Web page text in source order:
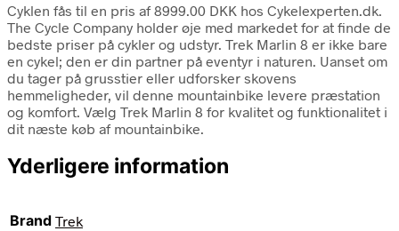
Cyklen fås til en pris af 8999.00 DKK hos Cykelexperten.dk.
The Cycle Company holder øje med markedet for at finde de
bedste priser på cykler og udstyr. Trek Marlin 8 er ikke bare
en cykel; den er din partner på eventyr i naturen. Uanset om
du tager på grusstier eller udforsker skovens
hemmeligheder, vil denne mountainbike levere præstation
og komfort. Vælg Trek Marlin 8 for kvalitet og funktionalitet i
dit næste køb af mountainbike.
Yderligere information
Brand Trek